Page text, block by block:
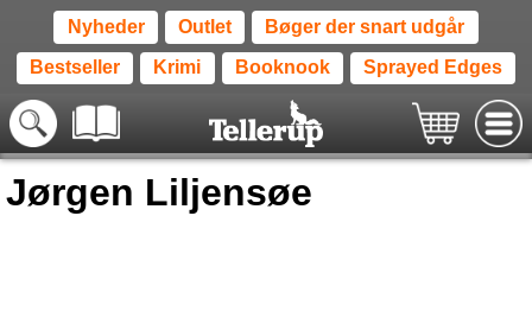
Nyheder Outlet Bøger der snart udgår
Bestseller Krimi Booknook Sprayed Edges
Jørgen Liljensøe